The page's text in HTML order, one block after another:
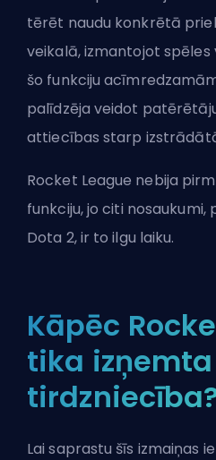
tērēt naudu konkrētā
veikalā, izmantojot
šo funkciju
palīdzēja veidot
attiecības starp
Rocket League nebija
funkciju, jo citi nosaukumi,
Dota 2, ir to ilgu laiku.
Kāpēc
tika izņemta
Lai saprastu šīs izmaiņas